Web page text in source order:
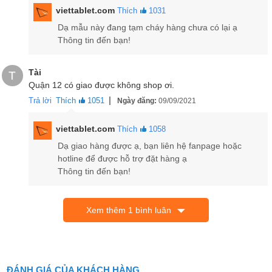
Viên pin Samsung Galaxy Tab A7 Lite khủng
5.100 mAh
nhiên bạn sẽ phải mua kèm củ sạc nếu vẫn chưa sở hữu sẵn vì
Samsung sẽ không tặng kèm sạc cho máy đâu.
viettablet.com Thích 1031
Dạ mẫu này đang tạm cháy hàng chưa có lại ạ
Thông tin đến bạn!
T
Tài
Quận 12 có giao được không shop ơi.
Trả lời Thích 1051 | Ngày đăng: 09/09/2021
viettablet.com Thích 1058
Dạ giao hàng được ạ, bạn liên hệ fanpage hoặc
hotline để được hỗ trợ đặt hàng ạ
Thông tin đến bạn!
Xem thêm 1 bình luân
ĐÁNH GIÁ CỦA KHÁCH HÀNG